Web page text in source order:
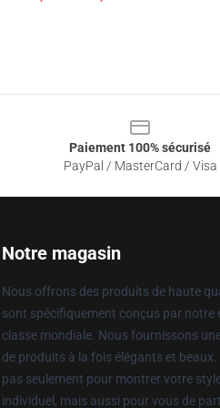
Paiement 100% sécurisé
PayPal / MasterCard / Visa
Notre magasin
Nous offrons des produits de haute
sont spécifiquement conçus par notre
classe mondiale. Nous fournissons
de produits à la fois élégants et beaux.
pas seulement pour montrer votre
individuel, mais aussi pour vous de